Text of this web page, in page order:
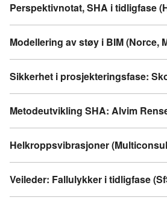
Perspektivnotat, SHA i tidligfase
Modellering av støy i BIM (Norce,
Sikkerhet i prosjekteringsfase:
Metodeutvikling SHA: Alvim
Helkroppsvibrasjoner
Veileder: Fallulykker i tidligfase